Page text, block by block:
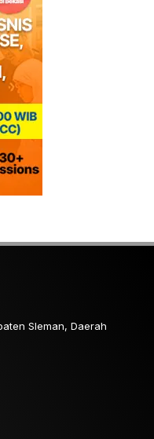
Sleman, Daerah